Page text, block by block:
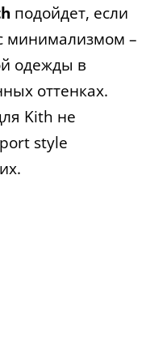
подойдет, если
минимализмом –
одежды в
оттенках.
Kith не
style